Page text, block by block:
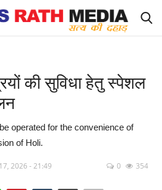
ID Card
की सुविधा हेतु स्पेशल
operated for the convenience of
of Holi.
2026 - 21:49 0 354